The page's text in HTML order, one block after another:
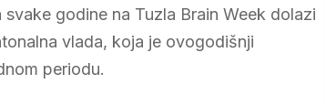
godine na Tuzla Brain Week dolazi
vlada, koja je ovogodišnji
periodu.